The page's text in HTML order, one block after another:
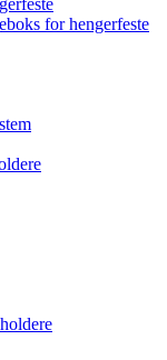
for hengerfeste